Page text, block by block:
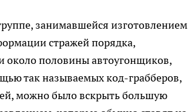
занимавшейся изготовлением
стражей порядка,
половины автоугонщиков,
так называемых код-грабберов,
можно было вскрыть большую